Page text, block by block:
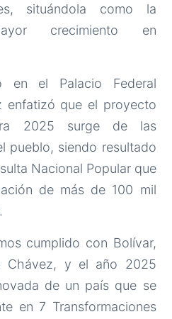
situándola como la
crecimiento en
en el Palacio Federal
enfatizó que el proyecto
2025 surge de las
pueblo, siendo resultado
Nacional Popular que
de más de 100 mil
cumplido con Bolívar,
Chávez, y el año 2025
de un país que se
en 7 Transformaciones